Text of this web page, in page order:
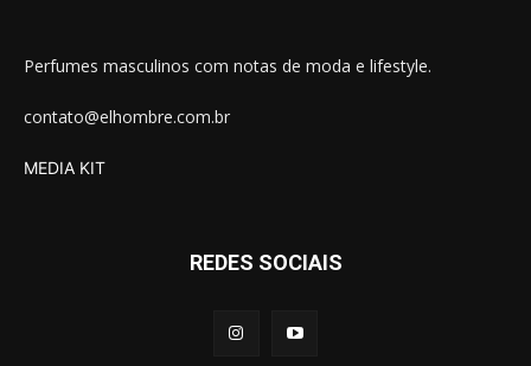
Perfumes masculinos com notas de moda e lifestyle.
contato@elhombre.com.br
MEDIA KIT
REDES SOCIAIS